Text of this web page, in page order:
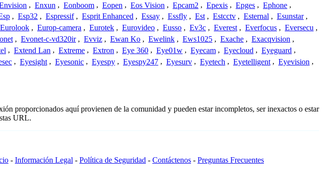
, Enxun , Eonboom , Eopen , Eos Vision , Epcam2 , Epexis , Epges , Ephone ,
, Esp32 , Espressif , Esprit Enhanced , Essay , Essfly , Est , Estcctv , Esternal , Esunstar ,
Eurolook , Europ-camera , Eurotek , Eurovideo , Eusso , Ev3c , Everest , Everfocus , Eversecu ,
, Evonet-c-vd320ir , Evviz , Ewan Ko , Ewelink , Ews1025 , Exache , Exacqvision ,
, Extend Lan , Extreme , Extron , Eye 360 , Eye01w , Eyecam , Eyecloud , Eyeguard ,
, Eyesight , Eyesonic , Eyespy , Eyespy247 , Eyesurv , Eyetech , Eyetelligent , Eyevision ,
proporcionados aquí provienen de la comunidad y pueden estar incompletos, ser inexactos o estar
URL.
- Información Legal - Política de Seguridad - Contáctenos - Preguntas Frecuentes